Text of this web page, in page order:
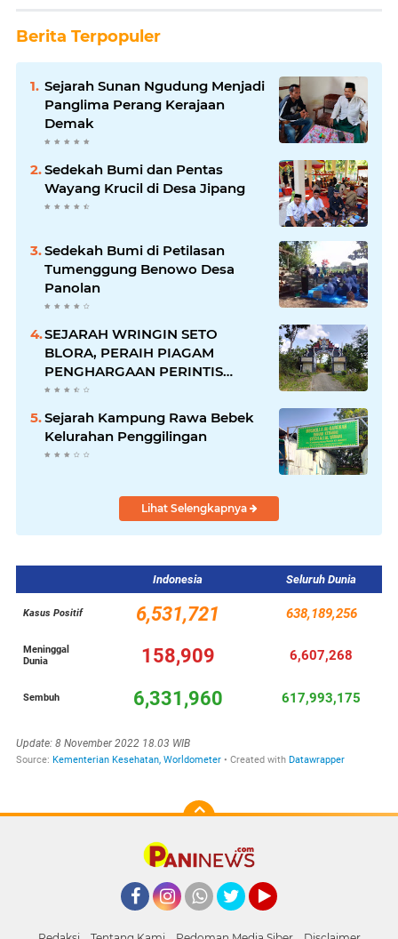
Berita Terpopuler
Sejarah Sunan Ngudung Menjadi
Panglima Perang Kerajaan
Demak
Sedekah Bumi dan Pentas
Wayang Krucil di Desa Jipang
Sedekah Bumi di Petilasan
Tumenggung Benowo Desa
Panolan
SEJARAH WRINGIN SETO
BLORA, PERAIH PIAGAM
PENGHARGAAN PERINTIS
LINGKUNGAN DARI GUBERNUR
Sejarah Kampung Rawa Bebek
Kelurahan Penggilingan
Lihat Selengkapnya